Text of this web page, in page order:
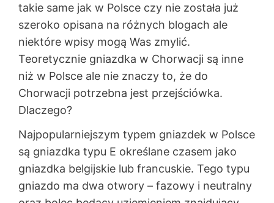
takie same jak w Polsce czy nie została już
szeroko opisana na różnych blogach ale
niektóre wpisy mogą Was zmylić.
Teoretycznie gniazdka w Chorwacji są inne
niż w Polsce ale nie znaczy to, że do
Chorwacji potrzebna jest przejściówka.
Dlaczego?
Najpopularniejszym typem gniazdek w Polsce
są gniazdka typu E określane czasem jako
gniazdka belgijskie lub francuskie. Tego typu
gniazdo ma dwa otwory – fazowy i neutralny